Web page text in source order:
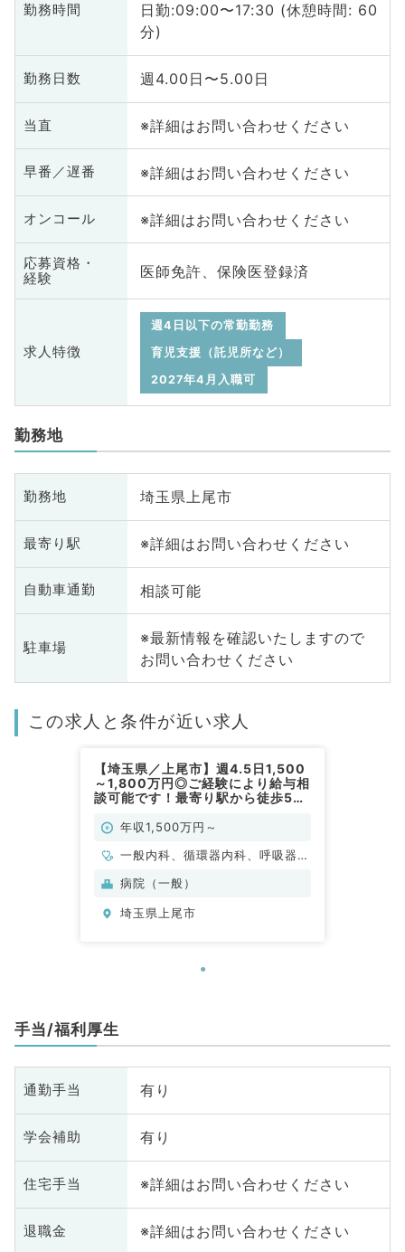
勤務時間
日勤:09:00〜17:30 (休憩時間: 60
分)
勤務日数 週4.00日〜5.00日
当直 ※詳細はお問い合わせください
早番／遅番 ※詳細はお問い合わせください
オンコール ※詳細はお問い合わせください
応募資格・
経験
医師免許、保険医登録済
求人特徴
週4日以下の常勤勤務
育児支援（託児所など）
2027年4月入職可
勤務地
勤務地 埼玉県上尾市
最寄り駅 ※詳細はお問い合わせください
自動車通勤 相談可能
駐車場
※最新情報を確認いたしますので
お問い合わせください
この求人と条件が近い求人
【埼玉県／上尾市】週4.5日1,500
～1,800万円◎ご経験により給与相
談可能です！最寄り駅から徒歩5分
常勤）年収1,500万円～
一般内科、循環器内科、呼吸器内
科、消化器内科、総合診療科
病院（一般）
埼玉県上尾市
手当/福利厚生
通勤手当 有り
学会補助 有り
住宅手当 ※詳細はお問い合わせください
退職金 ※詳細はお問い合わせください